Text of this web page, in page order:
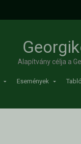
Alapítvány célja a
Események